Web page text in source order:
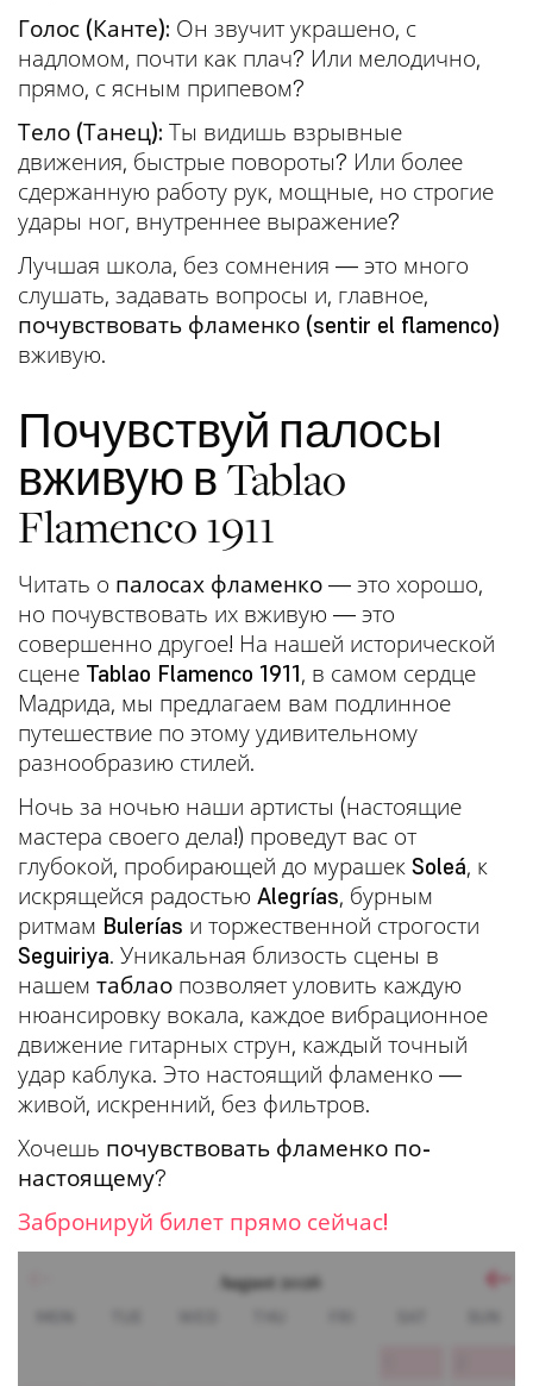
Голос (Канте): Он звучит украшено, с
надломом, почти как плач? Или мелодично,
прямо, с ясным припевом?
Тело (Танец): Ты видишь взрывные
движения, быстрые повороты? Или более
сдержанную работу рук, мощные, но строгие
удары ног, внутреннее выражение?
Лучшая школа, без сомнения — это много
слушать, задавать вопросы и, главное,
почувствовать фламенко (sentir el flamenco)
вживую.
Почувствуй палосы
вживую в Tablao
Flamenco 1911
Читать о палосах фламенко — это хорошо,
но почувствовать их вживую — это
совершенно другое! На нашей исторической
сцене Tablao Flamenco 1911, в самом сердце
Мадрида, мы предлагаем вам подлинное
путешествие по этому удивительному
разнообразию стилей.
Ночь за ночью наши артисты (настоящие
мастера своего дела!) проведут вас от
глубокой, пробирающей до мурашек Soleá, к
искрящейся радостью Alegrías, бурным
ритмам Bulerías и торжественной строгости
Seguiriya. Уникальная близость сцены в
нашем таблао позволяет уловить каждую
нюансировку вокала, каждое вибрационное
движение гитарных струн, каждый точный
удар каблука. Это настоящий фламенко —
живой, искренний, без фильтров.
Хочешь почувствовать фламенко по-
настоящему?
Забронируй билет прямо сейчас!